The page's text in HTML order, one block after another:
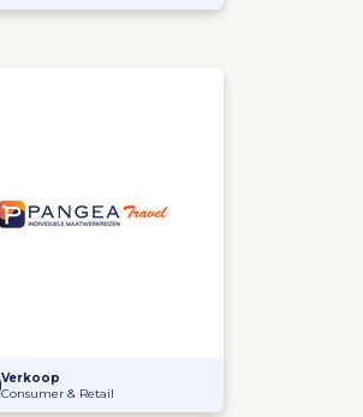
Management Buy-In bij Pangea Travel
Verkoop
Consumer & Retail